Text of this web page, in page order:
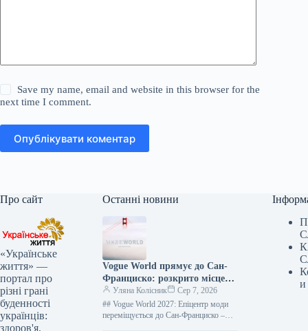
Save my name, email and website in this browser for the
next time I comment.
Опублікувати коментар
Про сайт
«Українське
життя» —
портал про
різні грані
буденності
українців:
здоров'я,
Останні новини
Vogue World прямує до Сан-
Франциско: розкрито місце
наступного феєричного шоу
Уляна Колісник
Сер 7, 2026
## Vogue World 2027: Епіцентр моди
переміщується до Сан-Франциско –
и